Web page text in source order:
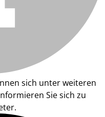
sich unter weiteren
Sie sich zu